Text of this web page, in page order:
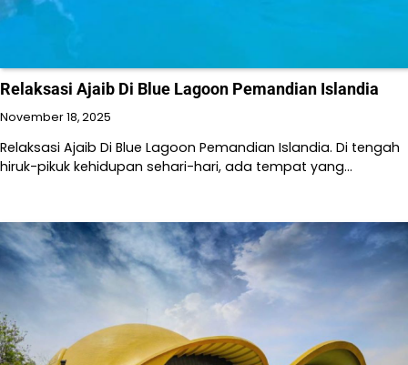
Relaksasi Ajaib Di Blue Lagoon Pemandian Islandia
November 18, 2025
Relaksasi Ajaib Di Blue Lagoon Pemandian Islandia. Di tengah
hiruk-pikuk kehidupan sehari-hari, ada tempat yang…